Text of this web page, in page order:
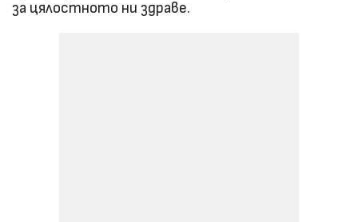
за цялостното ни здраве.